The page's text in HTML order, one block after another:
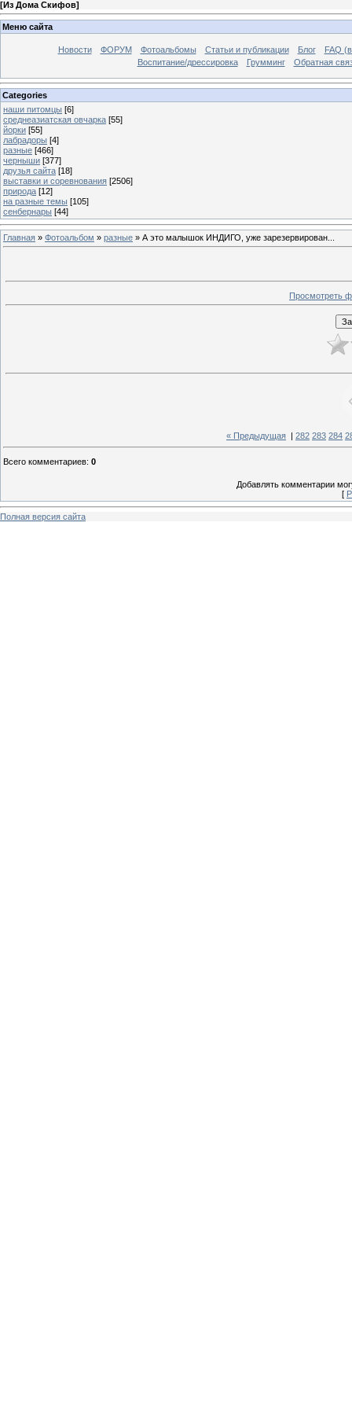
[Из Дома Скифов]
Меню сайта
Новости ФОРУМ Фотоальбомы Статьи и публикации Блог
FAQ
Воспитание/дрессировка
Грумминг Обратная
Categories
наши питомцы [6]
среднеазиатская овчарка [55]
йорки [55]
лабрадоры [4]
разные [466]
черныши [377]
друзья сайта [18]
выставки и соревнования [2506]
природа [12]
на разные темы [105]
сенбернары [44]
Главная » Фотоальбом » разные » А это малышок ИНДИГО, уже зарезервирован...
Просмотреть
« Предыдущая | 282 283 284
Всего комментариев: 0
Добавлять комментарии
[
Полная версия сайта